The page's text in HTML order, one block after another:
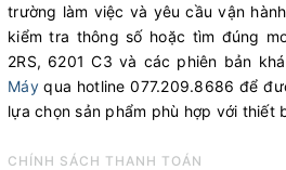
trường làm việc và yêu cầu vận
kiểm tra thông số hoặc tìm đúng
2RS, 6201 C3 và các phiên bản
Máyqua hotline 077.209.8686 để
lựa chọn sản phẩm phù hợp với thiết
CHÍNH SÁCH THANH TOÁN